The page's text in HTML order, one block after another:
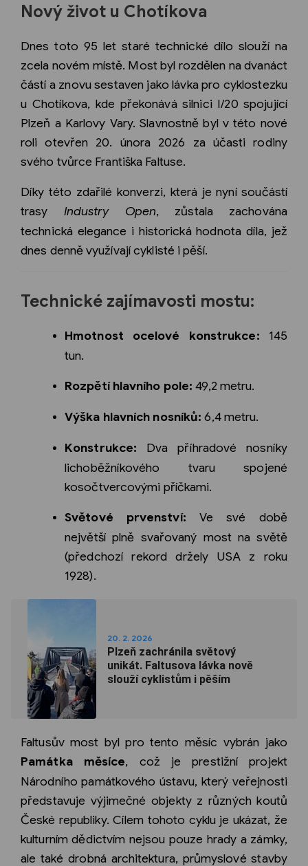
Nový život u Chotíkova
Dnes toto 95 let staré technické dílo slouží na
zcela novém místě. Most byl rozdělen na dvanáct
částí a znovu sestaven jako lávka pro cyklostezku
u Chotíkova, kde překonává silnici I/20 spojující
Plzeň a Karlovy Vary. Slavnostně byl v této nové
roli otevřen 20. února 2026 za účasti rodiny
svého tvůrce Františka Faltuse.
Díky této zdařilé konverzi, která je nyní součástí
trasy Industry Open, zůstala zachována
technická elegance i historická hodnota díla, jež
dnes denně využívají cyklisté i pěší.
Technické zajímavosti mostu:
Hmotnost ocelové konstrukce: 145
tun.
Rozpětí hlavního pole: 49,2 metru.
Výška hlavních nosníků: 6,4 metru.
Konstrukce: Dva příhradové nosníky
lichoběžníkového tvaru spojené
kosočtvercovými příčkami.
Světové prvenství: Ve své době
největší plně svařovaný most na světě
(předchozí rekord držely USA z roku
1928).
20. 2. 2026
Plzeň zachránila světový
unikát. Faltusova lávka nově
slouží cyklistům i pěším
Faltusův most byl pro tento měsíc vybrán jako
Památka měsíce, což je prestižní projekt
Národního památkového ústavu, který veřejnosti
představuje výjimečné objekty z různých koutů
České republiky. Cílem tohoto cyklu je ukázat, že
kulturním dědictvím nejsou pouze hrady a zámky,
ale také drobná architektura, průmyslové stavby